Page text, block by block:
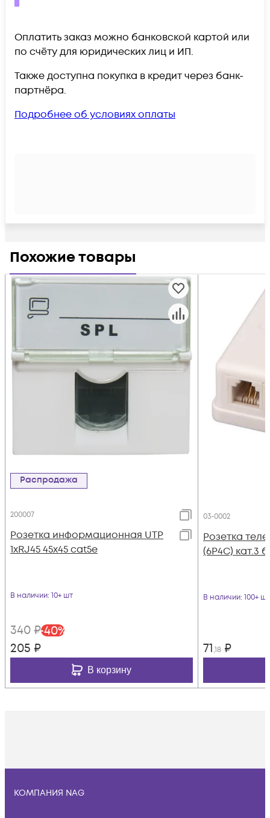
Оплатить заказ можно банковской картой или
по счёту для юридических лиц и ИП.
Также доступна покупка в кредит через банк-
партнёра.
Подробнее об условиях оплаты
Похожие товары
Распродажа
200007
Розетка информационная UTP
1хRJ45 45х45 cat5е
В наличии: 10+ шт
340 ₽-40%
205 ₽
В корзину
03-0002
Розетка
(6P4C) кат.3
В наличии: 100+ шт
71,18 ₽
КОМПАНИЯ NAG